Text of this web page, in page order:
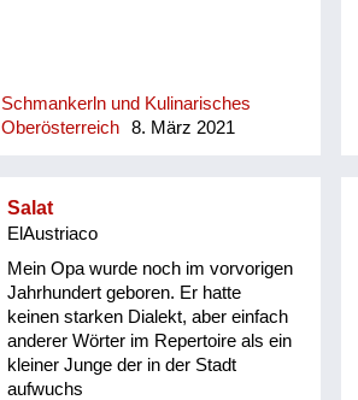
Schmankerln und Kulinarisches
Oberösterreich
8. März 2021
Salat
ElAustriaco
Mein Opa wurde noch im vorvorigen
Jahrhundert geboren. Er hatte
keinen starken Dialekt, aber einfach
anderer Wörter im Repertoire als ein
kleiner Junge der in der Stadt
aufwuchs